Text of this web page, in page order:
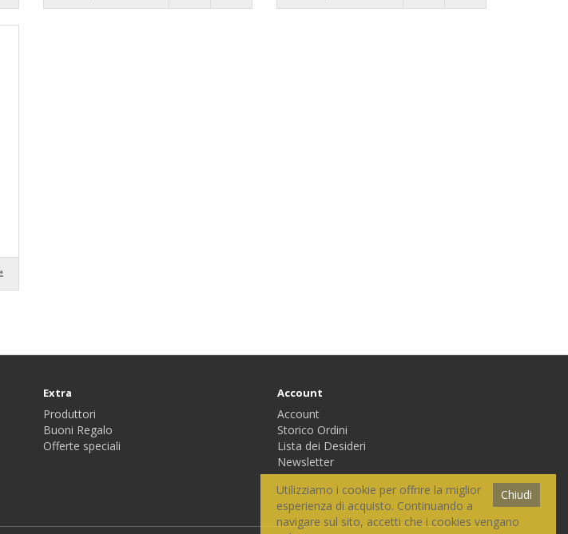
Extra
Produttori
Buoni Regalo
Offerte speciali
Account
Account
Storico Ordini
Lista dei Desideri
Newsletter
Chiudi
Utilizziamo i cookie per offrire la miglior
esperienza di acquisto. Continuando a
navigare sul sito, accetti che i cookies vengano